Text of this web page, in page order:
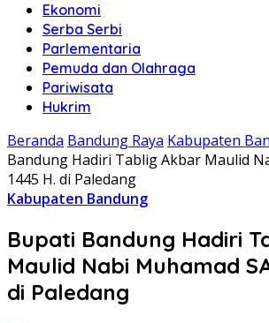
Ekonomi
Serba Serbi
Parlementaria
Pemuda dan Olahraga
Pariwisata
Hukrim
Beranda Bandung Raya Kabupaten
Bandung Hadiri Tablig Akbar Maulid
1445 H. di Paledang
Kabupaten Bandung
Bupati Bandung Hadiri
Maulid Nabi Muhamad
di Paledang